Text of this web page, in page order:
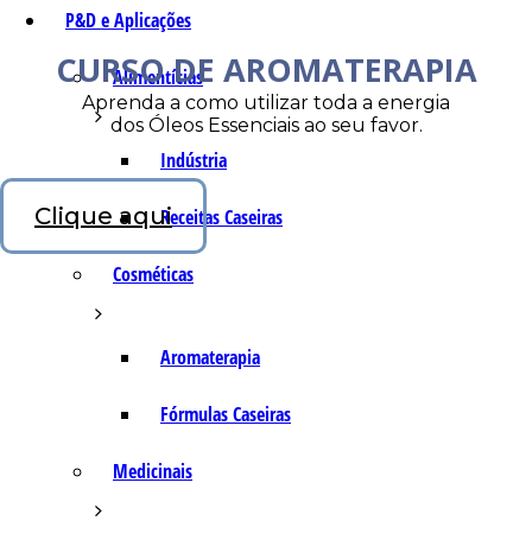
P&D e Aplicações
Alimentícias
Indústria
Receitas Caseiras
Cosméticas
Aromaterapia
Fórmulas Caseiras
Medicinais
CURSO DE AROMATERAPIA
Aprenda a como utilizar toda a energia
dos Óleos Essenciais ao seu favor.
Clique aqui